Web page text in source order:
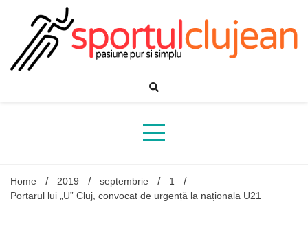
Home 2019 septembrie
1
Portarul lui „U” Cluj, convocat de urgență la naționala U21